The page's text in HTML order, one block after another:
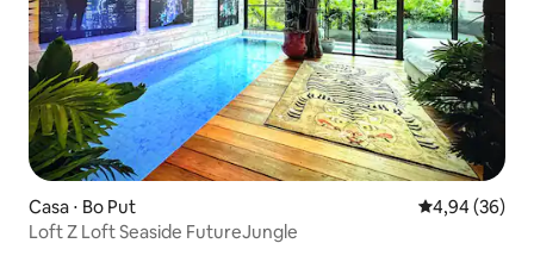
Casa ⋅ Bo Put 4,94 de uma
4,94 (36)
Loft Z Loft Seaside FutureJungle